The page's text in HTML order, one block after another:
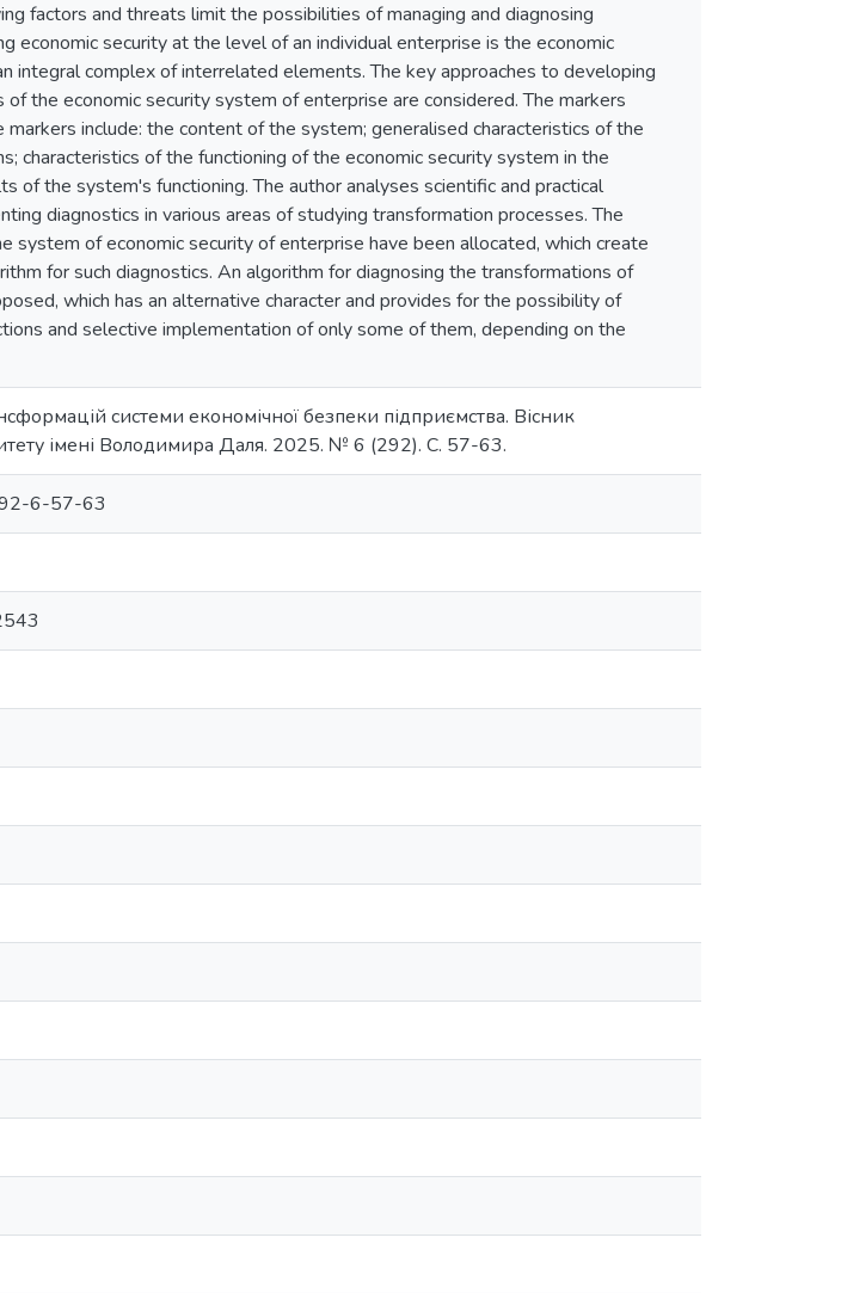
factors and threats limit the possibilities of managing and diagnosing
economic security at the level of an individual enterprise is the economic
integral complex of interrelated elements. The key approaches to developing
the economic security system of enterprise are considered. The markers
include: the content of the system; generalised characteristics of the
characteristics of the functioning of the economic security system in the
of the system's functioning. The author analyses scientific and practical
diagnostics in various areas of studying transformation processes. The
system of economic security of enterprise have been allocated, which create
for such diagnostics. An algorithm for diagnosing the transformations of
which has an alternative character and provides for the possibility of
and selective implementation of only some of them, depending on the
системи економічної безпеки підприємства. Вісник
імені Володимира Даля. 2025. № 6 (292). С. 57-63.
6-57-63